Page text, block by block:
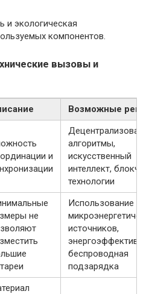
и экологическая
компонентов.
вызовы и
Возможные
и
алгоритмы,
искусственный
интеллект,
технологии
не
Использование
источников,
беспроводная
подзарядка